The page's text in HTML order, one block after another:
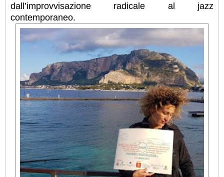
dall’improvvisazione radicale al jazz
contemporaneo.